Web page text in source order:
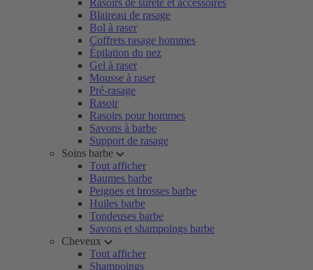
Rasoirs de sûreté et accessoires
Blaireau de rasage
Bol à raser
Coffrets rasage hommes
Épilation du nez
Gel à raser
Mousse à raser
Pré-rasage
Rasoir
Rasoirs pour hommes
Savons à barbe
Support de rasage
Soins barbe
Tout afficher
Baumes barbe
Peignes et brosses barbe
Huiles barbe
Tondeuses barbe
Savons et shampoings barbe
Cheveux
Tout afficher
Shampoings